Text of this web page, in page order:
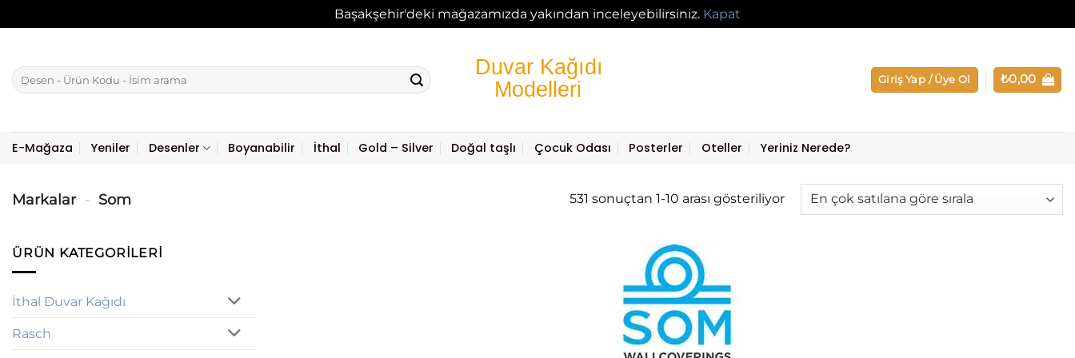
Başakşehir'deki mağazamızda yakından inceleyebilirsiniz. Kapat
Ara:
Giriş Yap / Üye Ol ₺0,00
E-Mağaza Yeniler Desenler Boyanabilir İthal Gold – Silver Doğal taşlı Çocuk Odası Posterler Oteller Yeriniz Nerede?
Markalar - Som 531 sonuçtan 1-10 arası gösteriliyorPopülerliğe
göre
ÜRÜN KATEGORILERI
İthal Duvar Kağıdı
Rasch